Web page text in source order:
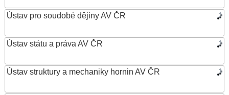
Ústav pro soudobé dějiny AV ČR
Ústav státu a práva AV ČR
Ústav struktury a mechaniky hornin AV ČR